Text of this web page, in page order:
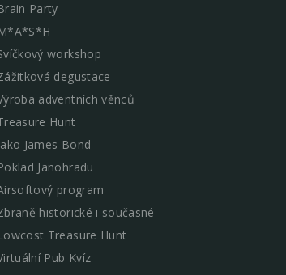
Party
workshop
degustace
adventních věnců
Hunt
James Bond
Janohradu
program
historické i současné
Treasure Hunt
Pub Kvíz